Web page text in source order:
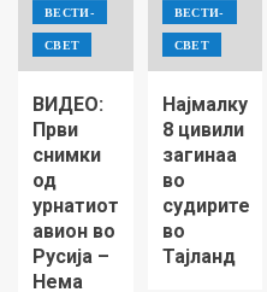
ВЕСТИ-
СВЕТ
ВИДЕО:
Први
снимки
од
урнатиот
авион во
Русија –
Нема
ВЕСТИ-
СВЕТ
Најмалку
8 цивили
загинаа
во
судирите
во
Тајланд